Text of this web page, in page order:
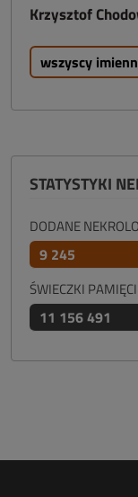
Krzysztof
wszyscy
STATYSTYKI
DODANE
9 245
ŚWIECZKI PAMIĘCI:
11 156 491